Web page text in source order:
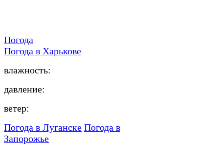
Погода
Погода в Харькове
влажность:
давление:
ветер:
Погода в Луганске Погода в
Запорожье